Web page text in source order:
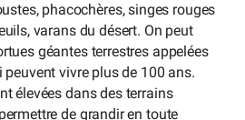
phacochères, singes rouges
varans du désert. On peut
géantes terrestres appelées
vivre plus de 100 ans.
élevées dans des terrains
de grandir en toute